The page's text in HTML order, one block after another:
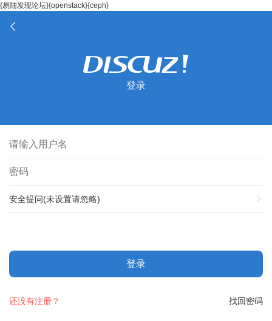
{易陆发现论坛}{openstack}{ceph}
登录
安全提问(未设置请忽略)
登录
找回密码
还没有注册？